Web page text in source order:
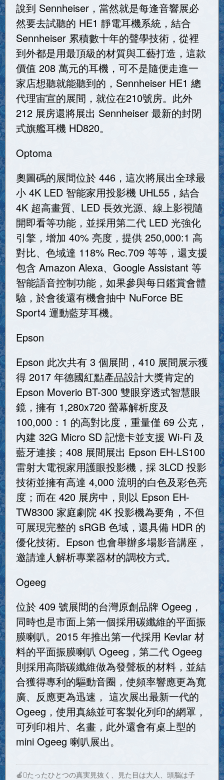
說到 Sennheiser，當然就是每逢音響展必
然要去試聽的 HE1 靜電耳機系統，結合
Sennheiser 累積數十年的聲學技術，從裡
到外都是用最頂級的材質與工藝打造，這款
價值 208 萬元的耳機，可不是隨便走進一
家店想聽就能聽到的，Sennheiser HE1 總
代理宙宣的展間，就位在210號房。此外
212 展房還將展出 Sennheiser 最新的封閉
式旗艦耳機 HD820。
Optoma
奧圖碼的展間位於 446，這次將展出全球最
小 4K LED 智能家用投影機 UHL55，結合
4K 超高畫質、LED 長效光源、線上影視隨
開即看等功能，並採用第二代 LED 光強化
引擎，增加 40% 亮度，提供 250,000:1 高
對比、色域達 118% Rec.709 等等，還支援
包含 Amazon Alexa、Google Assistant 等
智能語音控制功能，如果參與每日鑑賞會體
驗，於會後還有機會抽中 NuForce BE
Sport4 運動藍芽耳機。
Epson
Epson 此次共有 3 個展間，410 展間展示獲
得 2017 年德國紅點產品設計大獎肯定的
Epson Moverio BT-300 雙眼穿透式智慧眼
鏡，擁有 1,280x720 螢幕解析度及
100,000：1 的高對比度，重量僅 69 公克，
內建 32G Micro SD 記憶卡並支援 Wi-Fi 及
藍牙連接；408 展間展出 Epson EH-LS100
雷射大電視家用護眼投影機，採 3LCD 投影
技術並擁有高達 4,000 流明的白色及彩色亮
度；而在 420 展房中，則以 Epson EH-
TW8300 家庭劇院 4K 投影機為要角，不但
可展現完整的 sRGB 色域，還具備 HDR 的
優化技術。Epson 也會舉辦多場影音講座，
邀請達人解析專業器材的調校方式。
Ogeeg
位於 409 號展間的台灣原創品牌 Ogeeg，
同時也是市面上第一個採用碳纖維的平面振
膜喇叭。2015 年推出第一代採用 Kevlar 材
料的平面振膜喇叭 Ogeeg，第二代 Ogeeg
則採用高階碳纖維做為發聲板的材料，並結
合獲得專利的驅動音圈，使頻率響應更為寬
廣、反應更為迅速， 這次展出最新一代的
Ogeeg，使用真絲並可客製化列印的網罩，
可列印相片、名畫，此外還會有桌上型的
mini Ogeeg 喇叭展出。
🍎たったひとつの真実見抜く、見た目は大人、頭脳は子